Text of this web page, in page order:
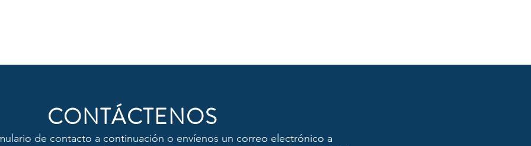
CONTÁCTENOS
de contacto a continuación o envíenos un correo electrónico a